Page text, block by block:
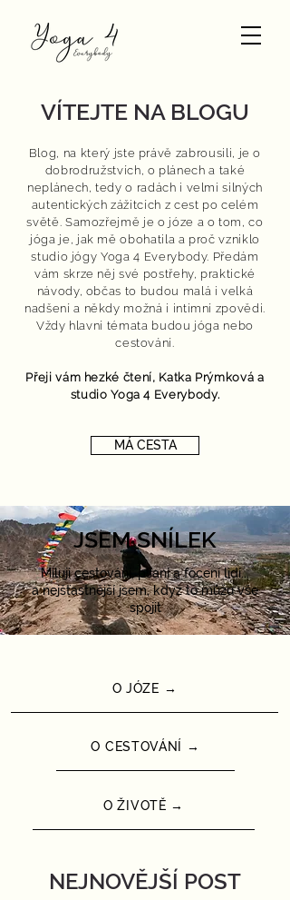
VÍTEJTE NA BLOGU
Blog, na který jste právě zabrousili, je o
dobrodružstvích, o plánech a také
neplánech, tedy o radách i velmi silných
autentických zážitcích z cest po celém
světě. Samozřejmě je o józe a o tom, co
jóga je, jak mě obohatila a proč vzniklo
studio jógy Yoga 4 Everybody. Předám
vám skrze něj své postřehy, praktické
návody, občas to budou malá i velká
nadšení a někdy možná i intimní zpovědi.
Vždy hlavní témata budou jóga nebo
cestování.
Přeji vám hezké čtení, Katka Prýmková a
studio Yoga 4 Everybody.
MÁ CESTA
JSEM SNÍLEK
Miluji cestování, psaní a focení lidí...
a nejšťastnější jsem, když to můžu vše
spojit
O JÓZE →
O CESTOVÁNÍ →
O ŽIVOTĚ →
NEJNOVĚJŠÍ POST